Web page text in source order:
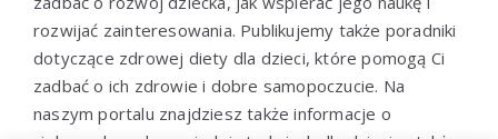
rozwijać zainteresowania. Publikujemy także poradniki
dotyczące zdrowej diety dla dzieci, które pomogą Ci
zadbać o ich zdrowie i dobre samopoczucie. Na
naszym portalu znajdziesz także informacje o